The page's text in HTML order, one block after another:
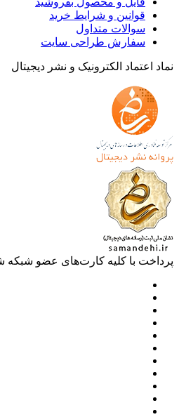
قوانین و شرایط خرید
سوالات متداول
سفارش طراحی سایت
اعتماد الکترونیک و نشر دیجیتال
با کلیه کارت‌های عضو شبکه شتاب